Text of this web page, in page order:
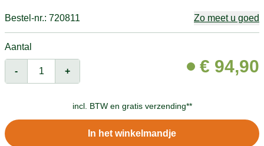
Bestel-nr.: 720811 Zo meet u goed
Aantal
- + € 94,90
incl. BTW en gratis verzending**
In het winkelmandje